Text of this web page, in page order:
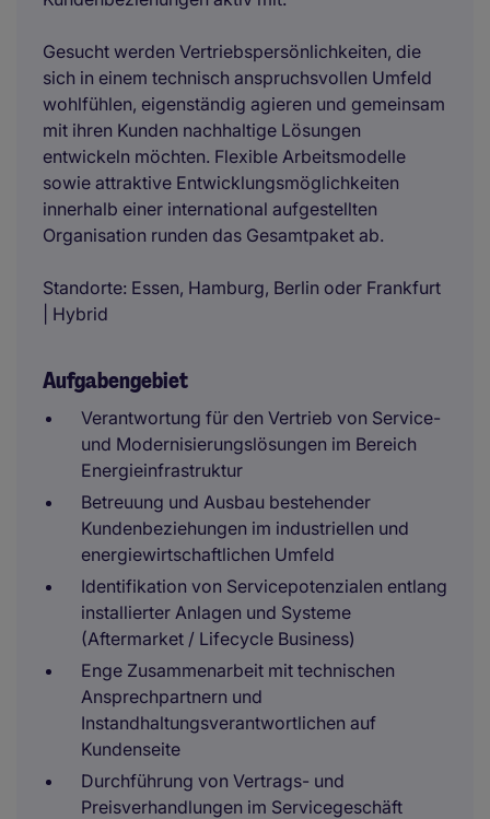
Gesucht werden Vertriebspersönlichkeiten, die
sich in einem technisch anspruchsvollen Umfeld
wohlfühlen, eigenständig agieren und gemeinsam
mit ihren Kunden nachhaltige Lösungen
entwickeln möchten. Flexible Arbeitsmodelle
sowie attraktive Entwicklungsmöglichkeiten
innerhalb einer international aufgestellten
Organisation runden das Gesamtpaket ab.
Standorte: Essen, Hamburg, Berlin oder Frankfurt
| Hybrid
Aufgabengebiet
Verantwortung für den Vertrieb von Service-
und Modernisierungslösungen im Bereich
Energieinfrastruktur
Betreuung und Ausbau bestehender
Kundenbeziehungen im industriellen und
energiewirtschaftlichen Umfeld
Identifikation von Servicepotenzialen entlang
installierter Anlagen und Systeme
(Aftermarket / Lifecycle Business)
Enge Zusammenarbeit mit technischen
Ansprechpartnern und
Instandhaltungsverantwortlichen auf
Kundenseite
Durchführung von Vertrags- und
Preisverhandlungen im Servicegeschäft